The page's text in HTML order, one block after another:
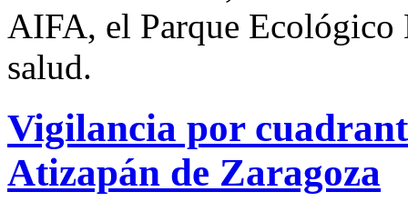
AIFA, el Parque Ecológico
salud.
Vigilancia por
Atizapán de Zaragoza